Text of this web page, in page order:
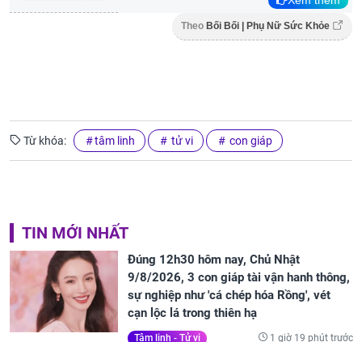
Theo Bối Bối | Phụ Nữ Sức Khỏe
Từ khóa: tâm linh tử vi con giáp
TIN MỚI NHẤT
Đúng 12h30 hôm nay, Chủ Nhật
9/8/2026, 3 con giáp tài vận hanh thông,
sự nghiệp như 'cá chép hóa Rồng', vét
cạn lộc lá trong thiên hạ
Tâm linh - Tử vi 1 giờ 19 phút trước